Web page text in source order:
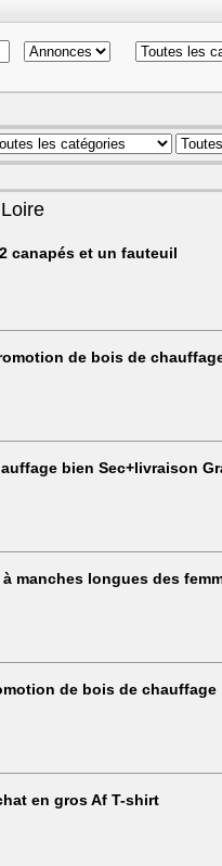
canapés et un fauteuil
de bois de
bien Sec+livraison
à manches longues des
de bois de chauffage
en gros Af T-shirt